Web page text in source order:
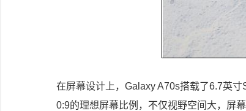
在屏幕设计上，Galaxy A70s搭载了6.7英
0:9的理想屏幕比例，不仅视野空间大，屏